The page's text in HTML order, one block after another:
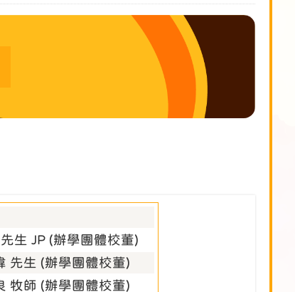
生 JP (辦學團體校董)
先生 (辦學團體校董)
牧師 (辦學團體校董)